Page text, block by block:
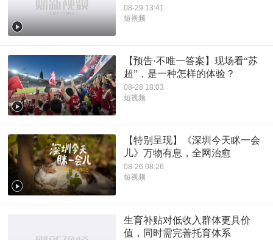
08-29 13:41
短视频
【预告·不唯一答案】现场看“苏
超”，是一种怎样的体验？
08-28 18:03
短视频
【特别呈现】《深圳今天眯一会
儿》万物有息，全网治愈
08-26 08:26
短视频
生育补贴对低收入群体更具价
值，同时需完善托育体系